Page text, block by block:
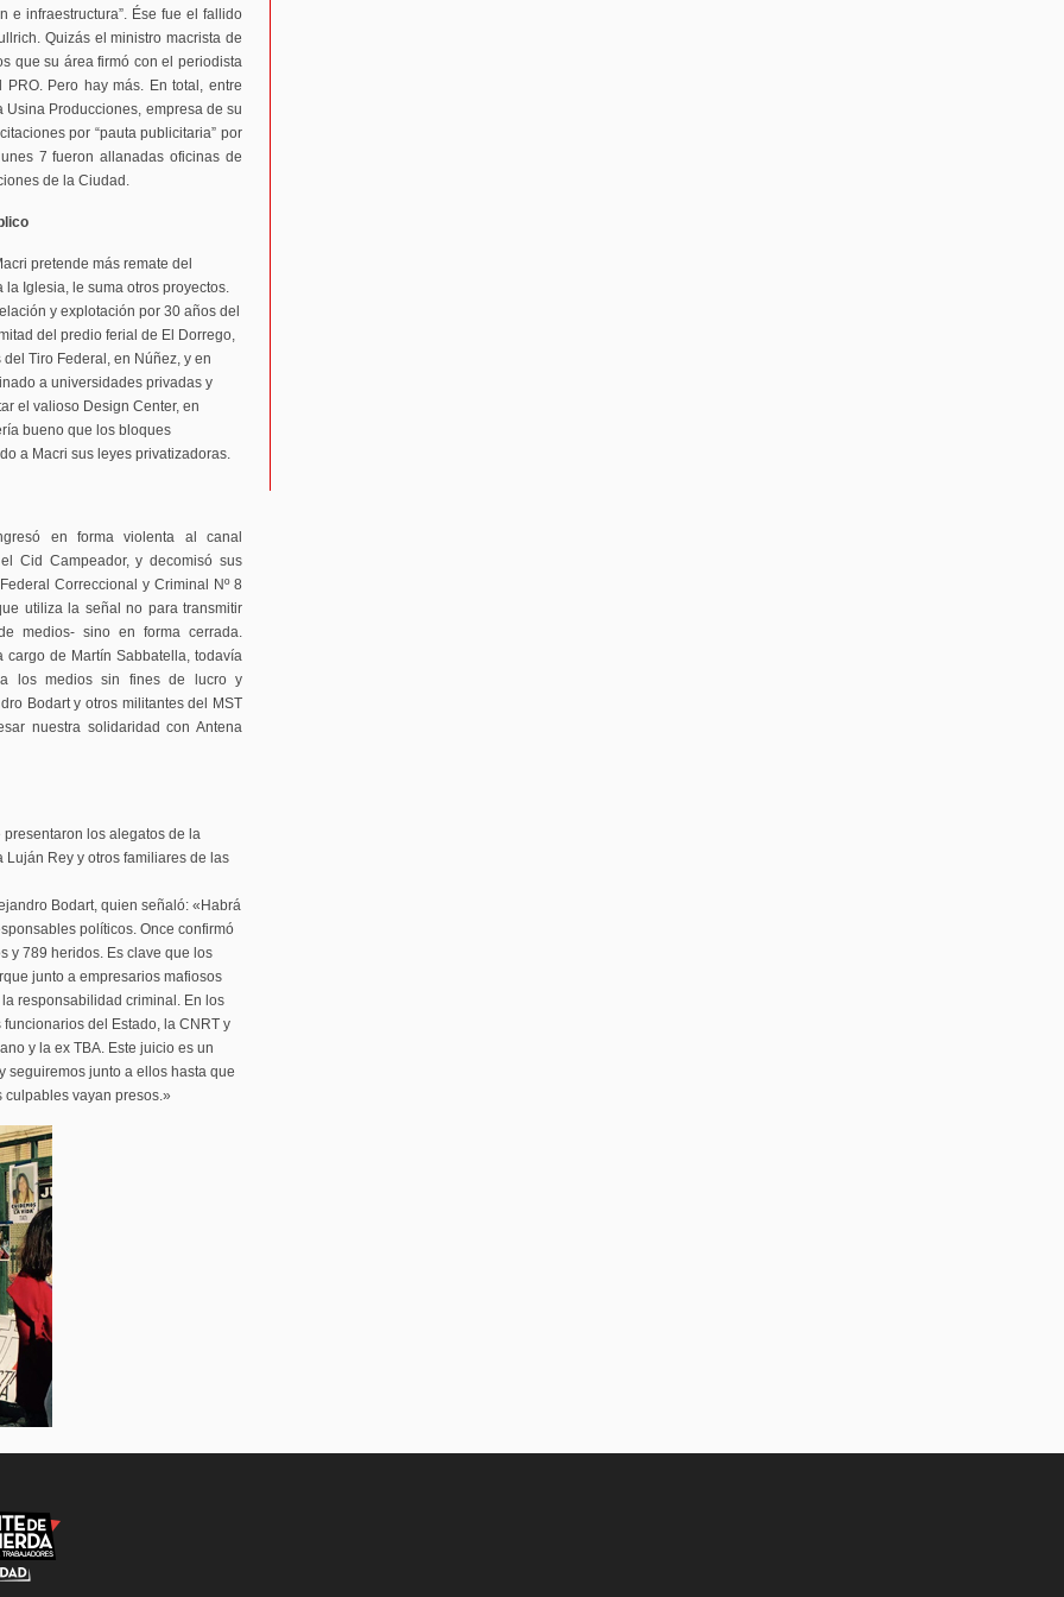
e infraestructura”. Ése fue el fallido
Quizás el ministro macrista de
que su área firmó con el periodista
Pero hay más. En total, entre
Producciones, empresa de su
por “pauta publicitaria” por
7 fueron allanadas oficinas de
de la Ciudad.
pretende más remate del
Iglesia, le suma otros proyectos.
y explotación por 30 años del
del predio ferial de El Dorrego,
Tiro Federal, en Núñez, y en
a universidades privadas y
el valioso Design Center, en
bueno que los bloques
a Macri sus leyes privatizadoras.
en forma violenta al canal
Cid Campeador, y decomisó sus
Correccional y Criminal Nº 8
utiliza la señal no para transmitir
medios- sino en forma cerrada.
cargo de Martín Sabbatella, todavía
los medios sin fines de lucro y
Bodart y otros militantes del MST
nuestra solidaridad con Antena
presentaron los alegatos de la
Rey y otros familiares de las
Bodart, quien señaló: «Habrá
políticos. Once confirmó
y 789 heridos. Es clave que los
junto a empresarios mafiosos
responsabilidad criminal. En los
del Estado, la CNRT y
y la ex TBA. Este juicio es un
seguiremos junto a ellos hasta que
culpables vayan presos.»